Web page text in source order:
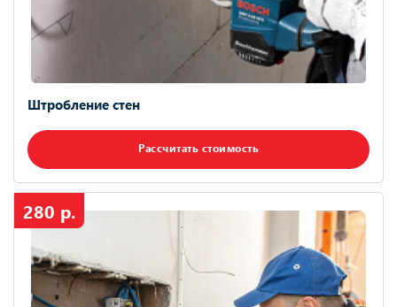
Штробление стен
Рассчитать стоимость
280 р.